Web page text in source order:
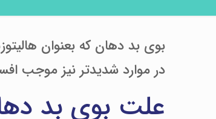
در موارد شدیدتر نیز موجب
علت بوی بد